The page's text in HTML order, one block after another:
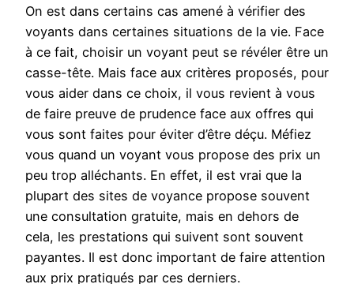
On est dans certains cas amené à vérifier des
voyants dans certaines situations de la vie. Face
à ce fait, choisir un voyant peut se révéler être un
casse-tête. Mais face aux critères proposés, pour
vous aider dans ce choix, il vous revient à vous
de faire preuve de prudence face aux offres qui
vous sont faites pour éviter d’être déçu. Méfiez
vous quand un voyant vous propose des prix un
peu trop alléchants. En effet, il est vrai que la
plupart des sites de voyance propose souvent
une consultation gratuite, mais en dehors de
cela, les prestations qui suivent sont souvent
payantes. Il est donc important de faire attention
aux prix pratiqués par ces derniers.